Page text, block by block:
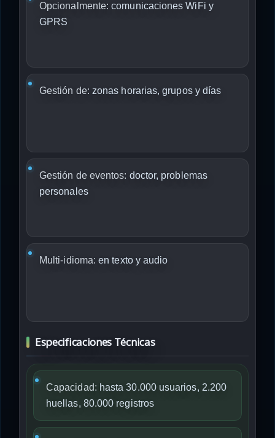
Opcionalmente: comunicaciones WiFi y
GPRS
Gestión de: zonas horarias, grupos y días
Gestión de eventos: doctor, problemas
personales
Multi-idioma: en texto y audio
Especificaciones Técnicas
Capacidad: hasta 30.000 usuarios, 2.200
huellas, 80.000 registros